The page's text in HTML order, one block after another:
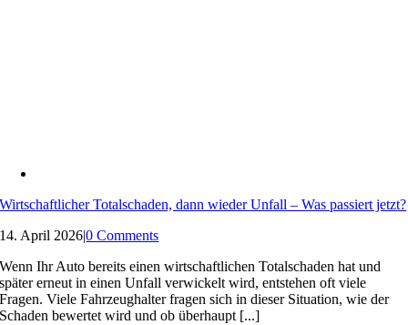
Wirtschaftlicher Totalschaden, dann wieder Unfall – Was passiert jetzt?
14. April 2026|0 Comments
Wenn Ihr Auto bereits einen wirtschaftlichen Totalschaden hat und
später erneut in einen Unfall verwickelt wird, entstehen oft viele
Fragen. Viele Fahrzeughalter fragen sich in dieser Situation, wie der
Schaden bewertet wird und ob überhaupt [...]